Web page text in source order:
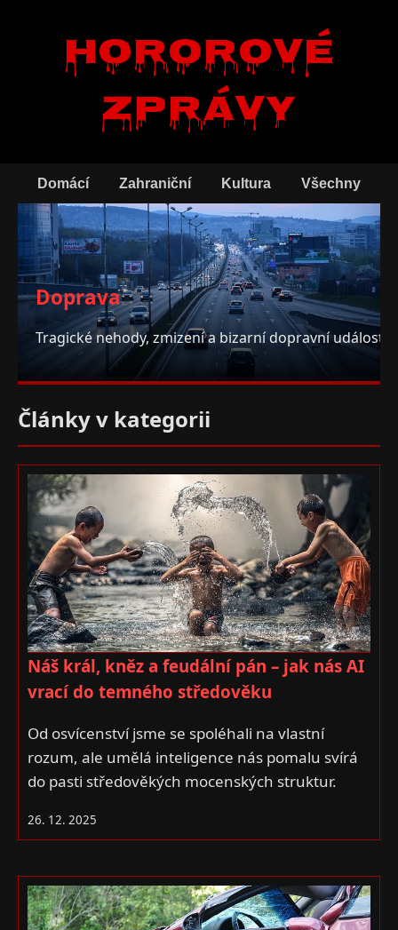
Hororové
zprávy
Domácí Zahraniční Kultura Všechny
Doprava
Tragické nehody, zmizení a bizarní dopravní události.
Články v kategorii
Náš král, kněz a feudální pán – jak nás AI
vrací do temného středověku
Od osvícenství jsme se spoléhali na vlastní
rozum, ale umělá inteligence nás pomalu svírá
do pasti středověkých mocenských struktur.
26. 12. 2025